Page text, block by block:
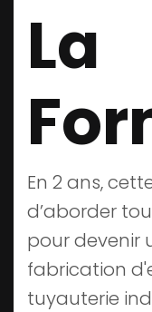
La
En 2 ans,
d’aborder
pour devenir
fabrication
tuyauterie